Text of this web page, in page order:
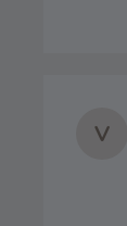
V